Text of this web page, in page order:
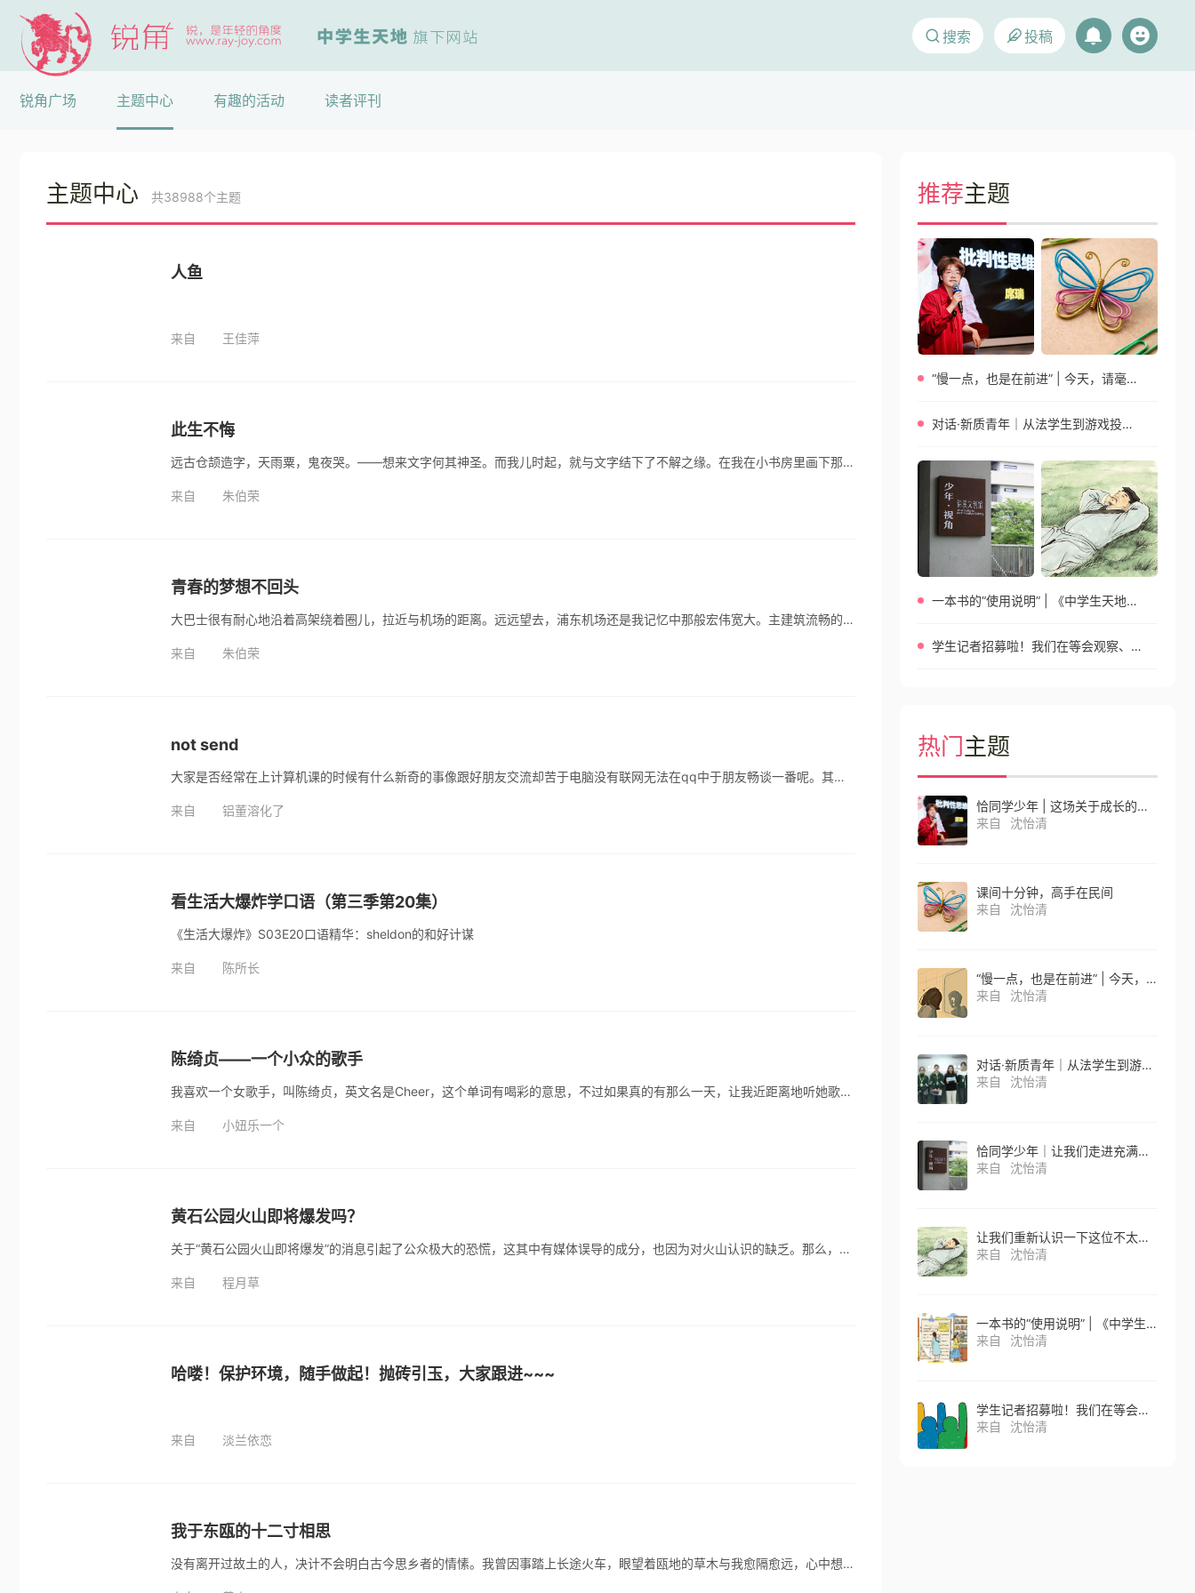
搜索 投稿
锐角广场 主题中心 有趣的活动 读者评刊
主题中心 共38988个主题
人鱼
来自 王佳萍
此生不悔
远古仓颉造字，天雨粟，鬼夜哭。——想来文字何其神圣。而我儿时起，就与文字结下了不解之缘。在我在小书房里画下那堆曲线一年后，我开始学写自己的名字。
来自 朱伯荣
青春的梦想不回头
大巴士很有耐心地沿着高架绕着圈儿，拉近与机场的距离。远远望去，浦东机场还是我记忆中那般宏伟宽大。主建筑流畅的线条让我不禁感叹起人类的智慧与能力。“扑哧！”我忍不住笑出了声，什么时候我也会感叹人类的发展了？邻座相识多年，此次与我同行的短发女孩轻轻推了推独自傻笑的我，打趣道：“笑什么呢？你不会是出国前的焦躁不安，傻了吧！”“你才傻呢！”我不甘地快速反驳着，“我是积极加兴奋，整个阳光。”
来自 朱伯荣
not send
大家是否经常在上计算机课的时候有什么新奇的事像跟好朋友交流却苦于电脑没有联网无法在qq中于朋友畅谈一番呢。其实在我们的电脑中就内置了聊天功能。
来自 铝董溶化了
看生活大爆炸学口语（第三季第20集）
《生活大爆炸》S03E20口语精华：sheldon的和好计谋
来自 陈所长
陈绮贞——一个小众的歌手
我喜欢一个女歌手，叫陈绮贞，英文名是Cheer，这个单词有喝彩的意思，不过如果真的有那么一天，让我近距离地听她歌唱，我宁愿不喝彩，不欢呼，无论慢歌快歌，都只求一份彻底的宁静，那不是窒息的压抑，而是一只躁动的猫也有的那样一天：躺在主人的怀里，任其温柔的抚摸也不会出声。
来自 小妞乐一个
黄石公园火山即将爆发吗？
关于“黄石公园火山即将爆发”的消息引起了公众极大的恐慌，这其中有媒体误导的成分，也因为对火山认识的缺乏。那么，就跟随我们来了解一下这个说法的前因后果，以及目前科学界对火山爆发以及火山爆发预测的认识。
来自 程月草
哈喽！保护环境，随手做起！抛砖引玉，大家跟进~~~
来自 淡兰依恋
我于东瓯的十二寸相思
没有离开过故土的人，决计不会明白古今思乡者的情愫。我曾因事踏上长途火车，眼望着瓯地的草木与我愈隔愈远，心中想着异乡陌生而难测的人事，刹那间亲尝了一口苦涩的“异客”之情。
推荐主题
“慢一点，也是在前进” | 今天，请毫无保留站在自己这一边
对话·新质青年｜从法学生到游戏投资人再到科学创业者，她的人生，没有 “标准答案”
一本书的“使用说明” | 《中学生天地》高中版2026年5月刊特别策划
学生记者招募啦！我们在等会观察、会提问的你
热门主题
恰同学少年 | 这场关于成长的校园辩论赛，中学生们有自己的独特思考
来自
沈怡清
课间十分钟，高手在民间
来自
沈怡清
“慢一点，也是在前进” | 今天，请毫无保留站在自己这一边
来自
沈怡清
对话·新质青年｜从法学生到游戏投资人再到科学创业者，她的人生，没有 “标准答案”
来自
沈怡清
恰同学少年｜让我们走进充满有趣想象的非遗文创馆！
来自
沈怡清
让我们重新认识一下这位不太听话、但活得很酷的朋友
来自
沈怡清
一本书的“使用说明” | 《中学生天地》高中版2026年5月刊特别策划
来自
沈怡清
学生记者招募啦！我们在等会观察、会提问的你
来自
沈怡清